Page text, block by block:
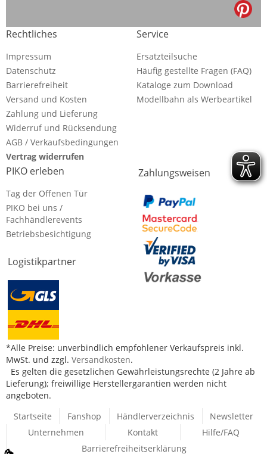
Rechtliches
Impressum
Datenschutz
Barrierefreiheit
Versand und Kosten
Zahlung und Lieferung
Widerruf und Rücksendung
AGB / Verkaufsbedingungen
Vertrag widerrufen
Service
Ersatzteilsuche
Häufig gestellte Fragen (FAQ)
Kataloge zum Download
Modellbahn als Werbeartikel
PIKO erleben
Tag der Offenen Tür
PIKO bei uns /
Fachhändlerevents
Betriebsbesichtigung
Logistikpartner
Zahlungsweisen
*Alle Preise: unverbindlich empfohlener Verkaufspreis inkl.
MwSt. und zzgl. Versandkosten.
Es gelten die gesetzlichen Gewährleistungsrechte (2 Jahre ab
Lieferung); freiwillige Herstellergarantien werden nicht
angeboten.
Startseite
Fanshop Händlerverzeichnis
Newsletter
Unternehmen
Kontakt
Hilfe/FAQ
Barrierefreiheitserklärung